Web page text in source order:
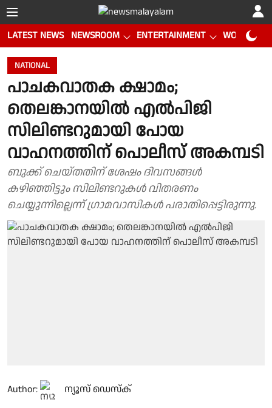
LATEST NEWS NEWSROOM ENTERTAINMENT WORLD CUP
NATIONAL
പാചകവാതക ക്ഷാമം;
തെലങ്കാനയിൽ എൽപിജി
സിലിണ്ടറുമായി പോയ
വാഹനത്തിന് പൊലീസ് അകമ്പടി
ബുക്ക് ചെയ്തതിന് ശേഷം ദിവസങ്ങൾ
കഴിഞ്ഞിട്ടും സിലിണ്ടറുകൾ വിതരണം
ചെയ്യുന്നില്ലെന്ന് ഗ്രാമവാസികൾ പരാതിപ്പെട്ടിരുന്നു.
Author: ന്യൂസ് ഡെസ്ക്